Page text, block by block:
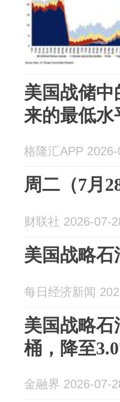
美国战储中
来的最低水
格隆汇APP 2026-
周二（7月
财联社 2026-07-
美国战略石
每日经济新闻
美国战略石
桶，降至
金融界 2026-07-